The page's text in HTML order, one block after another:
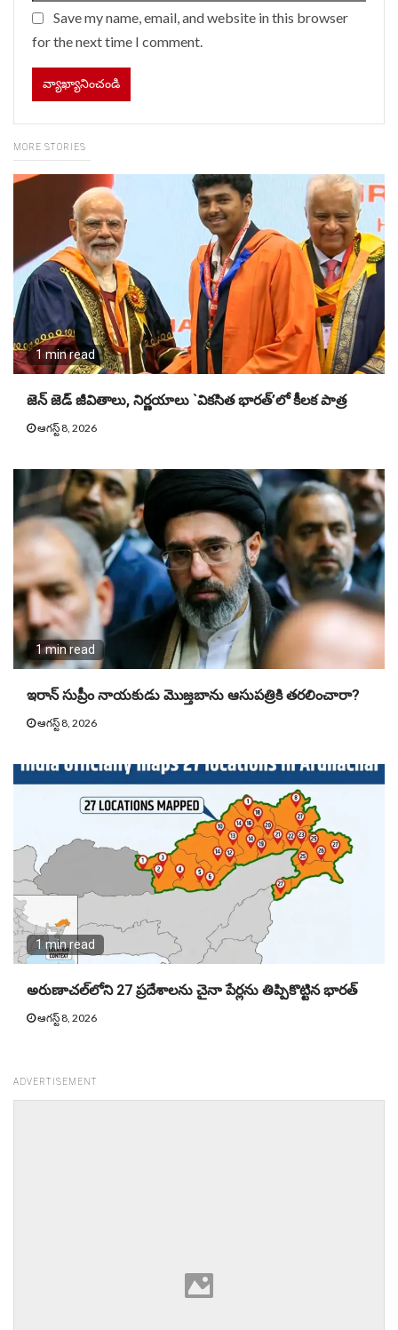
Save my name, email, and website in this browser
for the next time I comment.
MORE STORIES
1 min read
జెన్ జెడ్ జీవితాలు, నిర్ణయాలు `వికసిత భారత్’లో కీలక పాత్ర
ఆగస్ట్ 8, 2026
1 min read
ఇరాన్ సుప్రీం నాయకుడు మొజ్తబాను ఆసుపత్రికి తరలించారా?
ఆగస్ట్ 8, 2026
1 min read
అరుణాచల్‌లోని 27 ప్రదేశాలను చైనా పేర్లను తిప్పికొట్టిన భారత్
ఆగస్ట్ 8, 2026
ADVERTISEMENT